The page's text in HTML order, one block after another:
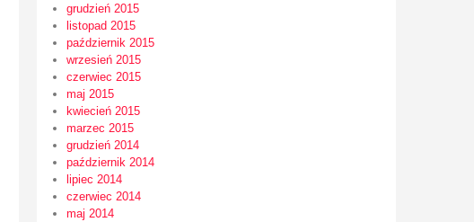
grudzień 2015
listopad 2015
październik 2015
wrzesień 2015
czerwiec 2015
maj 2015
kwiecień 2015
marzec 2015
grudzień 2014
październik 2014
lipiec 2014
czerwiec 2014
maj 2014